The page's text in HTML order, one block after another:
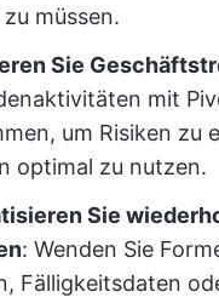
müssen.
Sie
mit
um Risiken zu
optimal zu nutzen.
Sie
: Wenden Sie
Fälligkeitsdaten